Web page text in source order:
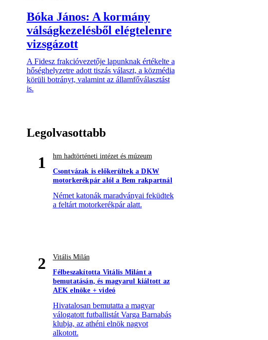
Bóka János: A kormány
válságkezelésből elégtelenre
vizsgázott
A Fidesz frakcióvezetője lapunknak értékelte a
hőséghelyzetre adott tiszás választ, a közmédia
körüli botrányt, valamint az államfőválasztást
is.
Legolvasottabb
1
hm hadtörténeti intézet és múzeum
Csontvázak is előkerültek a DKW
motorkerékpár alól a Bem rakpartnál
Német katonák maradványai feküdtek
a feltárt motorkerékpár alatt.
2
Vitális Milán
Félbeszakította Vitális Milánt a
bemutatásán, és magyarul kiáltott az
AEK elnöke + videó
Hivatalosan bemutatta a magyar
válogatott futballistát Varga Barnabás
klubja, az athéni elnök nagyot
alkotott.